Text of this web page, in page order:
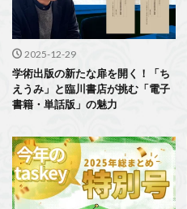
2025-12-29
学術出版の新たな扉を開く！「ち
えうみ」と臨川書店が挑む「電子
書籍・単話版」の魅力